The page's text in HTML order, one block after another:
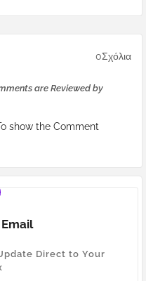
0Σχόλια
are Reviewed by
show the Comment
Direct to Your